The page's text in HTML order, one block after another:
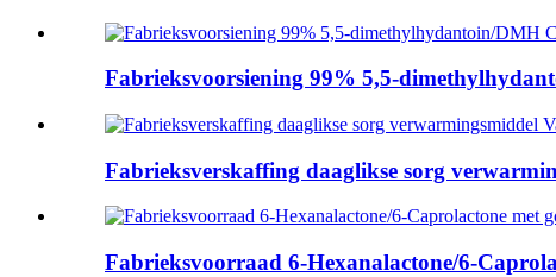
Fabrieksvoorsiening 99% 5,5-
Fabrieksverskaffing daaglikse sorg
Fabrieksvoorraad 6-Hexanalactone/6-